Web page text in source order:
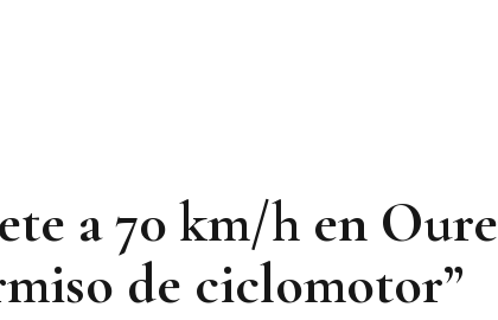
a 70 km/h en
de ciclomotor”